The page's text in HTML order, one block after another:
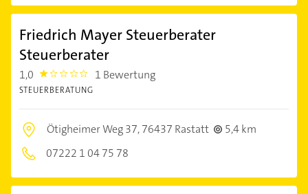
Friedrich Mayer Steuerberater
Steuerberater
1,0 1.0 1 Bewertung
STEUERBERATUNG
Ötigheimer Weg 37,76437 Rastatt
5,4 km
07222 1 04 75 78